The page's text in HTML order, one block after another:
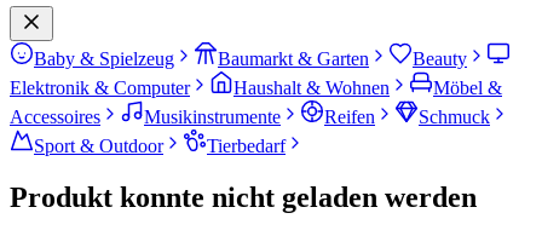
Baby & Spielzeug Baumarkt & Garten
Beauty
Elektronik & Computer
Haushalt & Wohnen
Möbel &
Accessoires
Musikinstrumente Reifen
Schmuck
Sport & Outdoor
Tierbedarf
Produkt konnte nicht geladen werden